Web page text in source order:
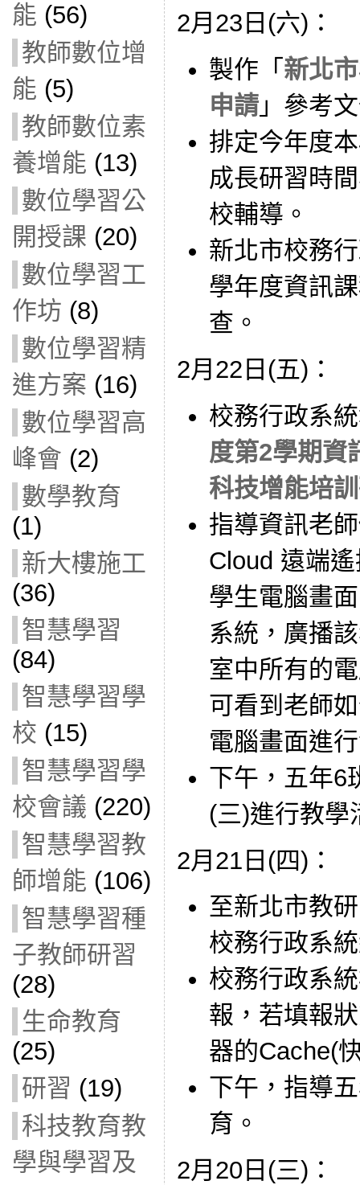
能 (56)
教師數位增
能 (5)
教師數位素
養增能 (13)
數位學習公
開授課 (20)
數位學習工
作坊 (8)
數位學習精
進方案 (16)
數位學習高
峰會 (2)
數學教育
(1)
新大樓施工
(36)
智慧學習
(84)
智慧學習學
校 (15)
智慧學習學
校會議 (220)
智慧學習教
師增能 (106)
智慧學習種
子教師研習
(28)
生命教育
(25)
研習 (19)
科技教育教
學與學習及
2月23日(六)：
製作「 新北
申請」參考
排定今年度
成長研習時
校輔導。
新北市校務
學年度資訊
查。
2月22日(五)：
校務行政系
度第2學期資
科技增能培
指導資訊老
Cloud 遠端
學生電腦畫
系統，廣播
室中所有的
可看到老師
電腦畫面進
下午，五年6
(三)進行教學
2月21日(四)：
至新北市教
校務行政系
校務行政系
報，若填報
器的Cache(
下午，指導
育。
2月20日(三)：